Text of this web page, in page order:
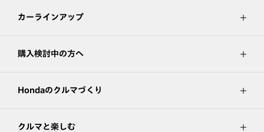
カーラインアップ
購入検討中の方へ
Hondaのクルマづくり
クルマと楽しむ